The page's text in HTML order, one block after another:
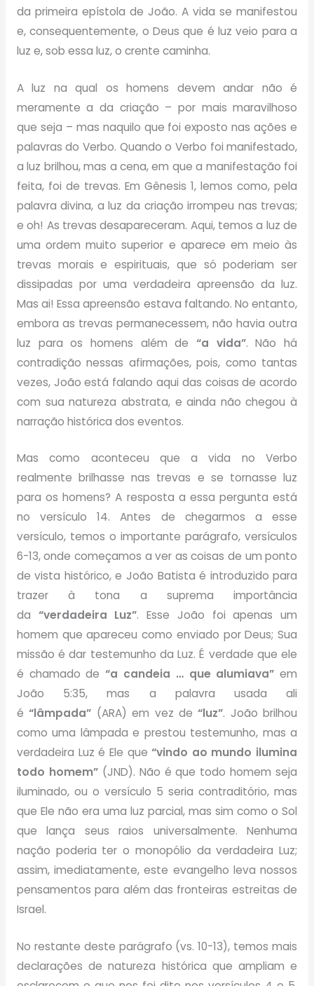
da primeira epístola de João. A vida se manifestou
e, consequentemente, o Deus que é luz veio para a
luz e, sob essa luz, o crente caminha.
A luz na qual os homens devem andar não é
meramente a da criação – por mais maravilhoso
que seja – mas naquilo que foi exposto nas ações e
palavras do Verbo. Quando o Verbo foi manifestado,
a luz brilhou, mas a cena, em que a manifestação foi
feita, foi de trevas. Em Gênesis 1, lemos como, pela
palavra divina, a luz da criação irrompeu nas trevas;
e oh! As trevas desapareceram. Aqui, temos a luz de
uma ordem muito superior e aparece em meio às
trevas morais e espirituais, que só poderiam ser
dissipadas por uma verdadeira apreensão da luz.
Mas ai! Essa apreensão estava faltando. No entanto,
embora as trevas permanecessem, não havia outra
luz para os homens além de“a vida”. Não há
contradição nessas afirmações, pois, como tantas
vezes, João está falando aqui das coisas de acordo
com sua natureza abstrata, e ainda não chegou à
narração histórica dos eventos.
Mas como aconteceu que a vida no Verbo
realmente brilhasse nas trevas e se tornasse luz
para os homens? A resposta a essa pergunta está
no versículo 14. Antes de chegarmos a esse
versículo, temos o importante parágrafo, versículos
6-13, onde começamos a ver as coisas de um ponto
de vista histórico, e João Batista é introduzido para
trazer à tona a suprema importância
da “verdadeira Luz”. Esse João foi apenas um
homem que apareceu como enviado por Deus; Sua
missão é dar testemunho da Luz. É verdade que ele
é chamado de“a candeia … que alumiava” em
João 5:35, mas a palavra usada ali
é“lâmpada” (ARA) em vez de“luz”. João brilhou
como uma lâmpada e prestou testemunho, mas a
verdadeira Luz é Ele que“vindo ao mundo ilumina
todo homem”(JND). Não é que todo homem seja
iluminado, ou o versículo 5 seria contraditório, mas
que Ele não era uma luz parcial, mas sim como o Sol
que lança seus raios universalmente. Nenhuma
nação poderia ter o monopólio da verdadeira Luz;
assim, imediatamente, este evangelho leva nossos
pensamentos para além das fronteiras estreitas de
Israel.
No restante deste parágrafo (vs. 10-13), temos mais
declarações de natureza histórica que ampliam e